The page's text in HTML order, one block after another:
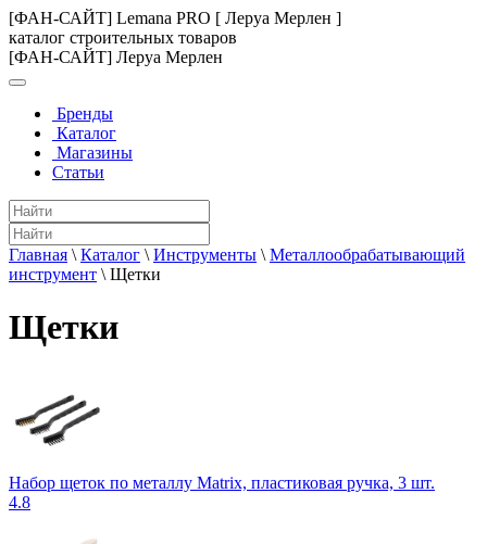
[ФАН-САЙТ] Lemana PRO [ Леруа Мерлен ]
каталог строительных товаров
[ФАН-САЙТ] Леруа Мерлен
Бренды
Каталог
Магазины
Статьи
Главная \ Каталог \ Инструменты \ Металлообрабатывающий
инструмент \ Щетки
Щетки
Набор щеток по металлу Matrix, пластиковая ручка, 3 шт.
4.8